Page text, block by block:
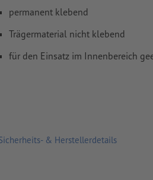
permanent klebend
Trägermaterial nicht klebend
für den Einsatz im Innenbereich
& Herstellerdetails